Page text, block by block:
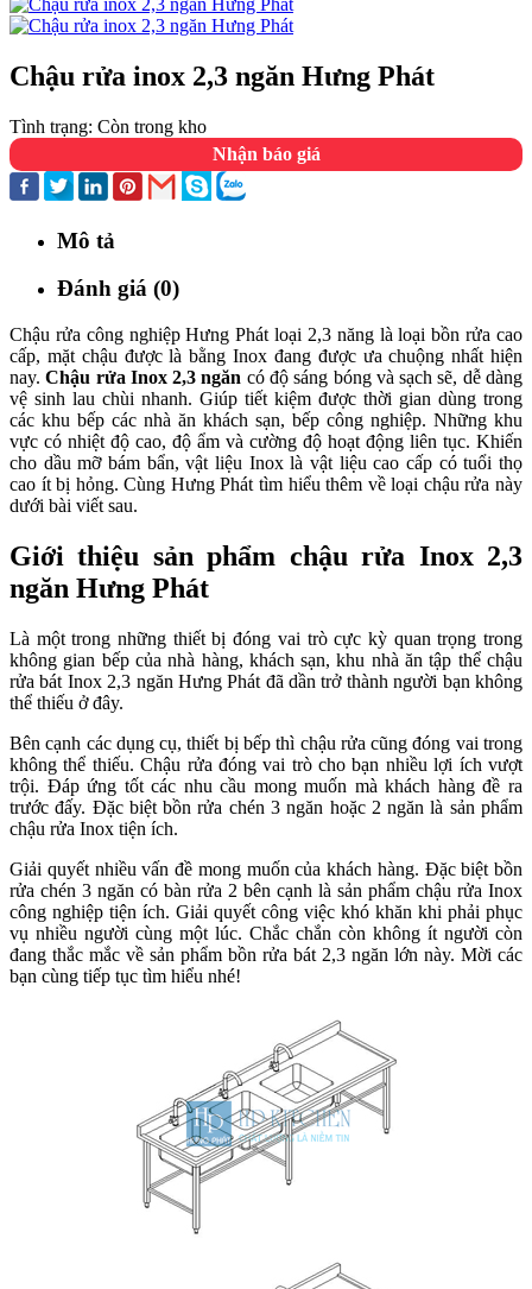
Chậu rửa inox 2,3 ngăn Hưng Phát
Tình trạng: Còn trong kho
Nhận báo giá
Mô tả
Đánh giá (0)
Chậu rửa công nghiệp Hưng Phát loại 2,3 năng là loại bồn rửa cao
cấp, mặt chậu được là bằng Inox đang được ưa chuộng nhất hiện
nay. Chậu rửa Inox 2,3 ngăn có độ sáng bóng và sạch sẽ, dễ dàng
vệ sinh lau chùi nhanh. Giúp tiết kiệm được thời gian dùng trong
các khu bếp các nhà ăn khách sạn, bếp công nghiệp. Những khu
vực có nhiệt độ cao, độ ẩm và cường độ hoạt động liên tục. Khiến
cho dầu mỡ bám bẩn, vật liệu Inox là vật liệu cao cấp có tuổi thọ
cao ít bị hỏng. Cùng Hưng Phát tìm hiểu thêm về loại chậu rửa này
dưới bài viết sau.
Giới thiệu sản phẩm chậu rửa Inox 2,3
ngăn Hưng Phát
Là một trong những thiết bị đóng vai trò cực kỳ quan trọng trong
không gian bếp của nhà hàng, khách sạn, khu nhà ăn tập thể chậu
rửa bát Inox 2,3 ngăn Hưng Phát đã dần trở thành người bạn không
thể thiếu ở đây.
Bên cạnh các dụng cụ, thiết bị bếp thì chậu rửa cũng đóng vai trong
không thể thiếu. Chậu rửa đóng vai trò cho bạn nhiều lợi ích vượt
trội. Đáp ứng tốt các nhu cầu mong muốn mà khách hàng đề ra
trước đấy. Đặc biệt bồn rửa chén 3 ngăn hoặc 2 ngăn là sản phẩm
chậu rửa Inox tiện ích.
Giải quyết nhiều vấn đề mong muốn của khách hàng. Đặc biệt bồn
rửa chén 3 ngăn có bàn rửa 2 bên cạnh là sản phẩm chậu rửa Inox
công nghiệp tiện ích. Giải quyết công việc khó khăn khi phải phục
vụ nhiều người cùng một lúc. Chắc chắn còn không ít người còn
đang thắc mắc về sản phẩm bồn rửa bát 2,3 ngăn lớn này. Mời các
bạn cùng tiếp tục tìm hiểu nhé!